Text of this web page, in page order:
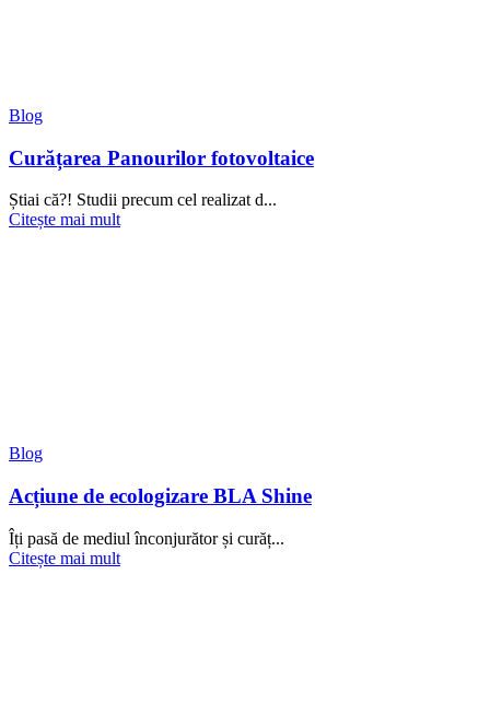
Blog
Curățarea Panourilor fotovoltaice
Știai că?! Studii precum cel realizat d...
Citește mai mult
Blog
Acțiune de ecologizare BLA Shine
Îți pasă de mediul înconjurător și curăț...
Citește mai mult